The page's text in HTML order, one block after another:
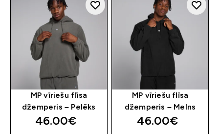
MP vīriešu flīsa
džemperis – Pelēks
46.00€‎
MP vīriešu flīsa
džemperis – Melns
46.00€‎